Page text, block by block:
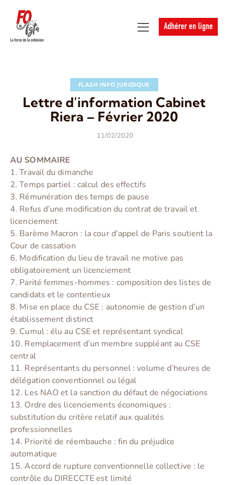
Adhérer en ligne
FLASH INFO JURIDIQUE
Lettre d’information Cabinet
Riera – Février 2020
11/02/2020
AU SOMMAIRE
1. Travail du dimanche
2. Temps partiel : calcul des effectifs
3. Rémunération des temps de pause
4. Refus d’une modification du contrat de travail et
licenciement
5. Barème Macron : la cour d’appel de Paris soutient la
Cour de cassation
6. Modification du lieu de travail ne motive pas
obligatoirement un licenciement
7. Parité femmes-hommes : composition des listes de
candidats et le contentieux
8. Mise en place du CSE : autonomie de gestion d’un
établissement distinct
9. Cumul : élu au CSE et représentant syndical
10. Remplacement d’un membre suppléant au CSE
central
11. Représentants du personnel : volume d’heures de
délégation conventionnel ou légal
12. Les NAO et la sanction du défaut de négociations
13. Ordre des licenciements économiques :
substitution du critère relatif aux qualités
professionnelles
14. Priorité de réembauche : fin du préjudice
automatique
15. Accord de rupture conventionnelle collective : le
contrôle du DIRECCTE est limité